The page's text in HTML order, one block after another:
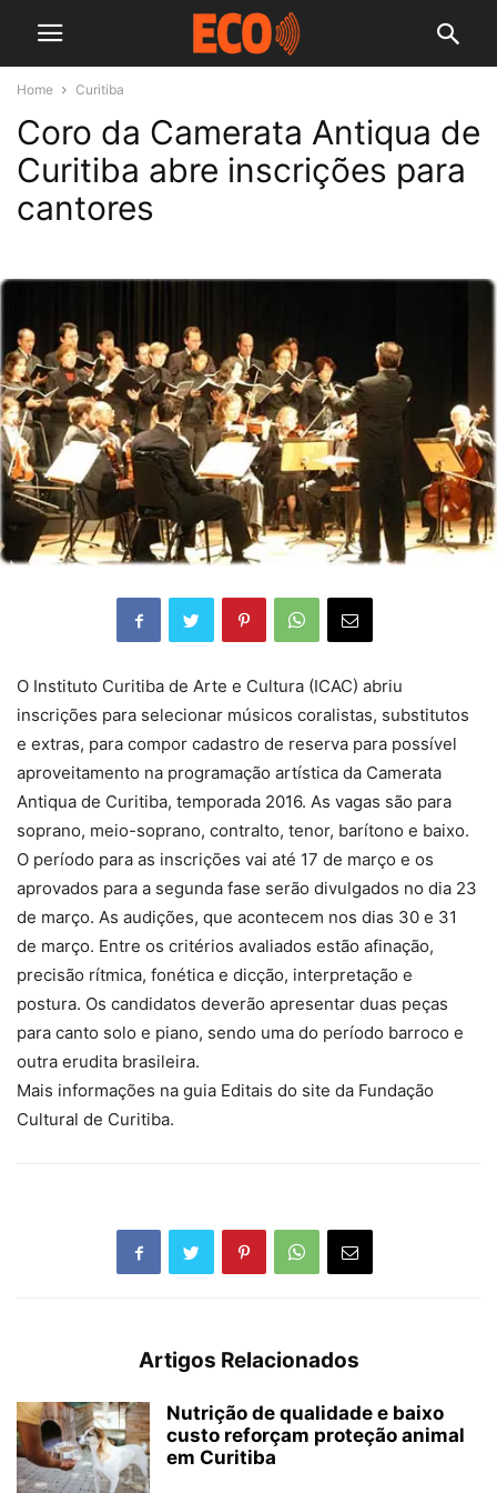
Home Curitiba
Coro da Camerata Antiqua de
Curitiba abre inscrições para
cantores
O Instituto Curitiba de Arte e Cultura (ICAC) abriu
inscrições para selecionar músicos coralistas, substitutos
e extras, para compor cadastro de reserva para possível
aproveitamento na programação artística da Camerata
Antiqua de Curitiba, temporada 2016. As vagas são para
soprano, meio-soprano, contralto, tenor, barítono e baixo.
O período para as inscrições vai até 17 de março e os
aprovados para a segunda fase serão divulgados no dia 23
de março. As audições, que acontecem nos dias 30 e 31
de março. Entre os critérios avaliados estão afinação,
precisão rítmica, fonética e dicção, interpretação e
postura. Os candidatos deverão apresentar duas peças
para canto solo e piano, sendo uma do período barroco e
outra erudita brasileira.
Mais informações na guia Editais do site da Fundação
Cultural de Curitiba.
Artigos Relacionados
Nutrição de qualidade e baixo
custo reforçam proteção animal
em Curitiba